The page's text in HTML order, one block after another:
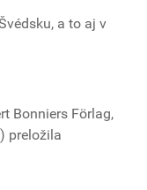
a to aj v
Bonniers Förlag,
preložila